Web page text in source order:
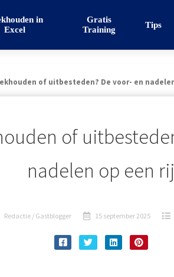
in
Excel
Gratis
Training
Tips
of uitbesteden? De voor- en
of
nadelen op een rij
Redactie / Gastblogger 15 september 2025